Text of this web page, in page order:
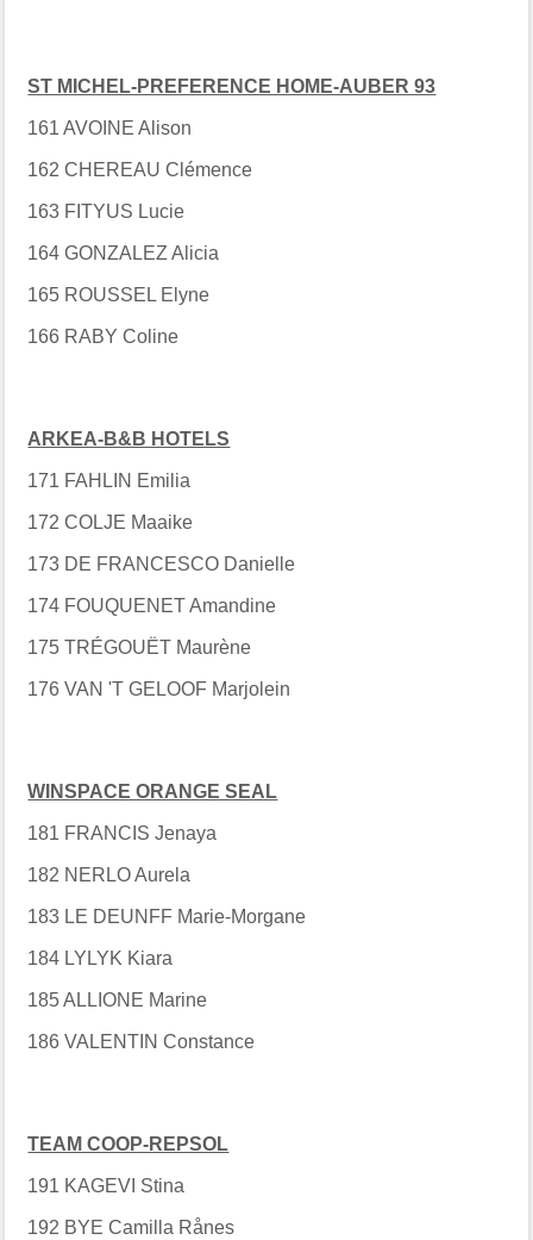
ST MICHEL-PREFERENCE HOME-AUBER 93
161 AVOINE Alison
162 CHEREAU Clémence
163 FITYUS Lucie
164 GONZALEZ Alicia
165 ROUSSEL Elyne
166 RABY Coline
ARKEA-B&B HOTELS
171 FAHLIN Emilia
172 COLJE Maaike
173 DE FRANCESCO Danielle
174 FOUQUENET Amandine
175 TRÉGOUËT Maurène
176 VAN 'T GELOOF Marjolein
WINSPACE ORANGE SEAL
181 FRANCIS Jenaya
182 NERLO Aurela
183 LE DEUNFF Marie-Morgane
184 LYLYK Kiara
185 ALLIONE Marine
186 VALENTIN Constance
TEAM COOP-REPSOL
191 KAGEVI Stina
192 BYE Camilla Rånes